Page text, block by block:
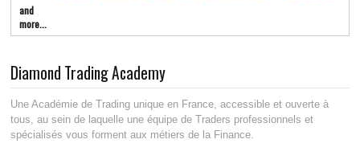
and
more...
Diamond Trading Academy
Une Académie de Trading unique en France, accessible et ouverte à
tous, au sein de laquelle une équipe de Traders professionnels et
spécialisés vous forment aux métiers de la Finance.